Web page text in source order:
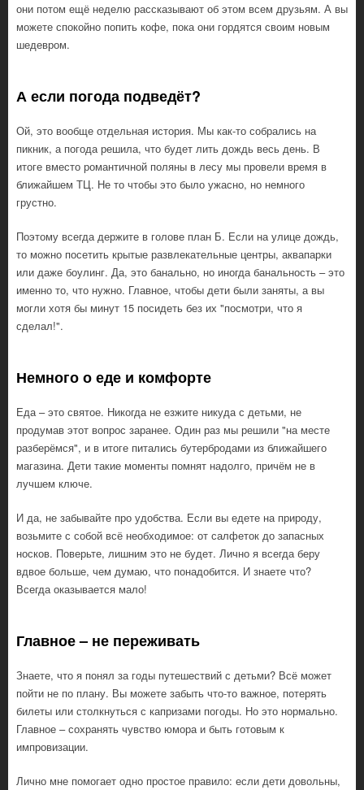
они потом ещё неделю рассказывают об этом всем друзьям. А вы
можете спокойно попить кофе, пока они гордятся своим новым
шедевром.
А если погода подведёт?
Ой, это вообще отдельная история. Мы как-то собрались на
пикник, а погода решила, что будет лить дождь весь день. В
итоге вместо романтичной поляны в лесу мы провели время в
ближайшем ТЦ. Не то чтобы это было ужасно, но немного
грустно.
Поэтому всегда держите в голове план Б. Если на улице дождь,
то можно посетить крытые развлекательные центры, аквапарки
или даже боулинг. Да, это банально, но иногда банальность – это
именно то, что нужно. Главное, чтобы дети были заняты, а вы
могли хотя бы минут 15 посидеть без их "посмотри, что я
сделал!".
Немного о еде и комфорте
Еда – это святое. Никогда не езжите никуда с детьми, не
продумав этот вопрос заранее. Один раз мы решили "на месте
разберёмся", и в итоге питались бутербродами из ближайшего
магазина. Дети такие моменты помнят надолго, причём не в
лучшем ключе.
И да, не забывайте про удобства. Если вы едете на природу,
возьмите с собой всё необходимое: от салфеток до запасных
носков. Поверьте, лишним это не будет. Лично я всегда беру
вдвое больше, чем думаю, что понадобится. И знаете что?
Всегда оказывается мало!
Главное – не переживать
Знаете, что я понял за годы путешествий с детьми? Всё может
пойти не по плану. Вы можете забыть что-то важное, потерять
билеты или столкнуться с капризами погоды. Но это нормально.
Главное – сохранять чувство юмора и быть готовым к
импровизации.
Лично мне помогает одно простое правило: если дети довольны,